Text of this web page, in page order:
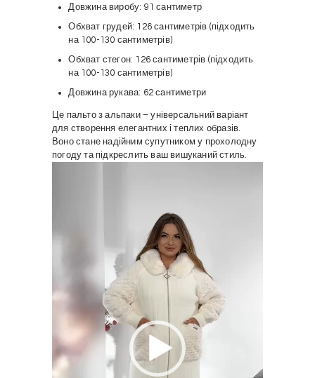
Довжина виробу: 91 сантиметр
Обхват грудей: 126 сантиметрів (підходить
на 100-130 сантиметрів)
Обхват стегон: 126 сантиметрів (підходить
на 100-130 сантиметрів)
Довжина рукава: 62 сантиметри
Це пальто з альпаки – універсальний варіант
для створення елегантних і теплих образів.
Воно стане надійним супутником у прохолодну
погоду та підкреслить ваш вишуканий стиль.